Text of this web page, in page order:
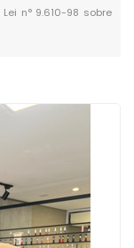
Lei n° 9.610-98 sobre